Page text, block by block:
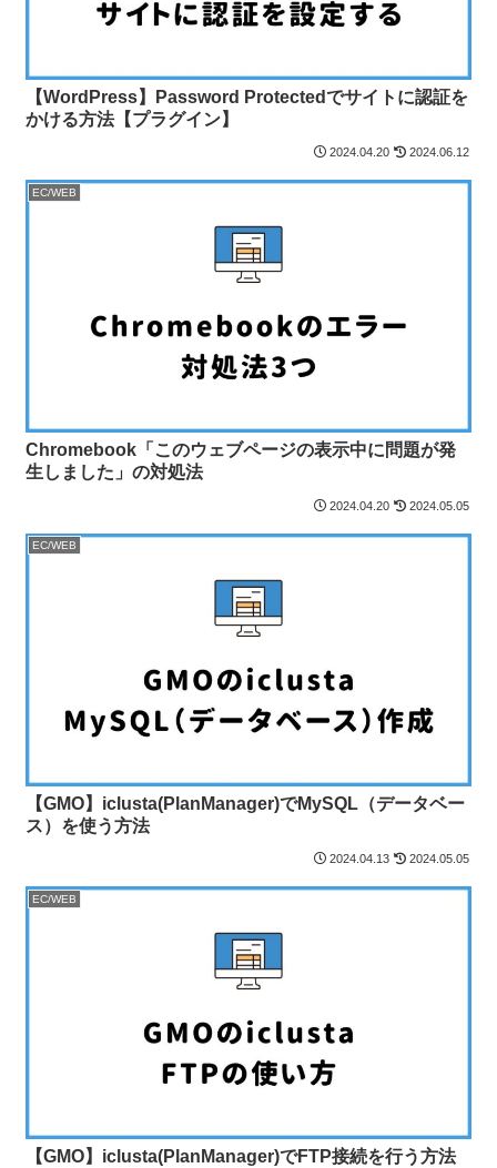
【WordPress】Password Protectedでサイトに認証を
かける方法【プラグイン】
2024.04.20 2024.06.12
EC/WEB
Chromebook「このウェブページの表示中に問題が発
生しました」の対処法
2024.04.20 2024.05.05
EC/WEB
【GMO】iclusta(PlanManager)でMySQL（データベー
ス）を使う方法
2024.04.13 2024.05.05
EC/WEB
【GMO】iclusta(PlanManager)でFTP接続を行う方法